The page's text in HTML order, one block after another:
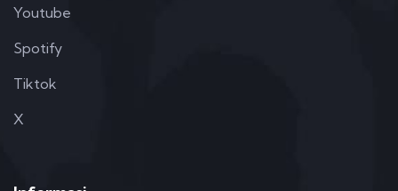
Youtube
Spotify
Tiktok
X